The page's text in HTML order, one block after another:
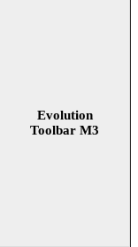
Evolution
Toolbar M3